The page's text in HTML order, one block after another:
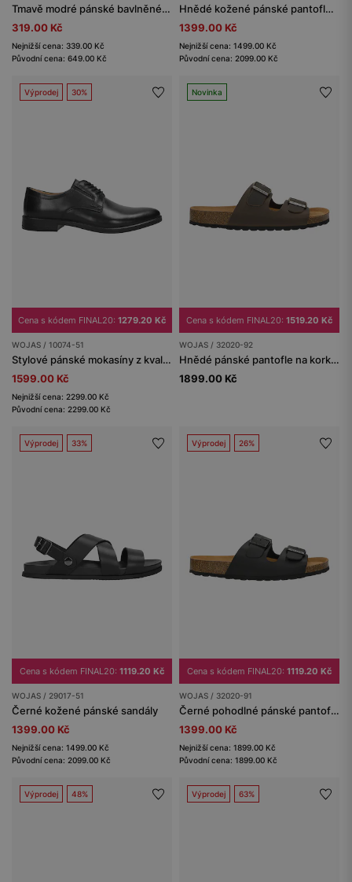
Tmavě modré pánské bavlněné tričko RELAKS
319.00 Kč
Nejnižší cena: 339.00 Kč
Původní cena: 649.00 Kč
Hnědé kožené pánské pantofle-sandály s odnímatelným páskem 2v1
1399.00 Kč
Nejnižší cena: 1499.00 Kč
Původní cena: 2099.00 Kč
Výprodej 30%
Cena s kódem FINAL20: 1279.20 Kč
WOJAS / 10074-51
Stylové pánské mokasíny z kvalitní lícové kůže
1599.00 Kč
Nejnižší cena: 2299.00 Kč
Původní cena: 2299.00 Kč
Novinka
Cena s kódem FINAL20: 1519.20 Kč
WOJAS / 32020-92
Hnědé pánské pantofle na korkové podešvi z crazy horse kůže
1899.00 Kč
Výprodej 33%
Cena s kódem FINAL20: 1119.20 Kč
WOJAS / 29017-51
Černé kožené pánské sandály
1399.00 Kč
Nejnižší cena: 1499.00 Kč
Původní cena: 2099.00 Kč
Výprodej 26%
Cena s kódem FINAL20: 1119.20 Kč
WOJAS / 32020-91
Černé pohodlné pánské pantofle na korkové podrážce
1399.00 Kč
Nejnižší cena: 1899.00 Kč
Původní cena: 1899.00 Kč
Výprodej 48% Výprodej 63%